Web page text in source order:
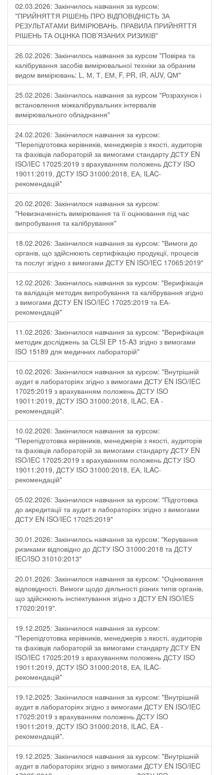
02.03.2026: Закінчилось навчання за курсом:
"ПРИЙНЯТТЯ РІШЕНЬ ПРО ВІДПОВІДНІСТЬ ЗА
РЕЗУЛЬТАТАМИ ВИМІРЮВАНЬ. ПРАВИЛА ПРИЙНЯТТЯ
РІШЕНЬ ТА ОЦІНКА ПОВ’ЯЗАНИХ РИЗИКІВ"
26.02.2026: Закінчилось навчання за курсом "Повірка та
калібрування засобів вимірювальної техніки за обраним
видом вимірювань: L, М, Т, ЕМ, F, РR, ІR, АUV, QМ"
25.02.2026: Закінчилось навчання за курсом "Розрахунок і
встановлення міжкалібрувальних інтервалів
вимірювального обладнання"
24.02.2026: Закінчилося навчання за курсом:
"Перепідготовка керівників, менеджерів з якості, аудиторів
та фахівців лабораторій за вимогами стандарту ДСТУ EN
ISO/IEC 17025:2019 з врахуванням положень ДСТУ ISO
19011:2019, ДСТУ ISO 31000:2018, ЕА, ILAC-
рекомендацій"
20.02.2026: Закінчилося навчання за курсом:
"Невизначеність вимірювання та її оцінювання під час
випробування та калібрування"
18.02.2026: Закінчилося навчання за курсом: "Вимоги до
органів, що здійснюють сертифікацію продукції, процесів
та послуг згідно з вимогами ДСТУ EN ISO/IEC 17065:2019"
12.02.2026: Закінчилось навчання за курсом: "Верифікація
та валідація методик випробування та калібрування згідно
з вимогами ДСТУ EN ISO/IEC 17025:2019 та ЕА-
рекомендацій"
11.02.2026: Закінчилося навчання за курсом: "Верифікація
методик досліджень за CLSI EP 15-A3 згідно з вимогами
ISO 15189 для медичних лабораторій"
10.02.2026: Закінчилося навчання за курсом: "Внутрішній
аудит в лабораторіях згідно з вимогами ДСТУ EN ISO/IEC
17025:2019 з врахуванням положень ДСТУ ISO
19011:2019, ДСТУ ISO 31000:2018, ILAC, EA -
рекомендацій".
10.02.2026: Закінчилося навчання за курсом:
"Перепідготовка керівників, менеджерів з якості, аудиторів
та фахівців лабораторій за вимогами стандарту ДСТУ EN
ISO/IEC 17025:2019 з врахуванням положень ДСТУ ISO
19011:2019, ДСТУ ISO 31000:2018, ЕА, ILAC-
рекомендацій"
05.02.2026: Закінчилося навчання за курсом: "Підготовка
до акредитації та аудит в лабораторіях згідно з вимогами
ДСТУ EN ISO/IEC 17025:2019"
30.01.2026: Закінчилось навчання за курсом: "Керування
ризиками відповідно до ДСТУ ISO 31000:2018 та ДСТУ
IEC/ISO 31010:2013"
20.01.2026: Закінчилося навчання за курсом: "Оцінювання
відповідності. Вимоги щодо діяльності різних типів органів,
що здійснюють інспектування згідно з ДСТУ ЕN ISO/IES
17020:2019".
19.12.2025: Закінчилося навчання за курсом:
"Перепідготовка керівників, менеджерів з якості, аудиторів
та фахівців лабораторій за вимогами стандарту ДСТУ EN
ISO/IEC 17025:2019 з врахуванням положень ДСТУ ISO
19011:2019, ДСТУ ISO 31000:2018, ЕА, ILAC-
рекомендацій"
19.12.2025: Закінчилося навчання за курсом: "Внутрішній
аудит в лабораторіях згідно з вимогами ДСТУ EN ISO/IEC
17025:2019 з врахуванням положень ДСТУ ISO
19011:2019, ДСТУ ISO 31000:2018, ILAC, EA -
рекомендацій".
19.12.2025: Закінчилося навчання за курсом: "Внутрішній
аудит в лабораторіях згідно з вимогами ДСТУ EN ISO/IEC